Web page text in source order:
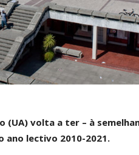
(UA) volta a ter – à
ano lectivo 2010-2021.